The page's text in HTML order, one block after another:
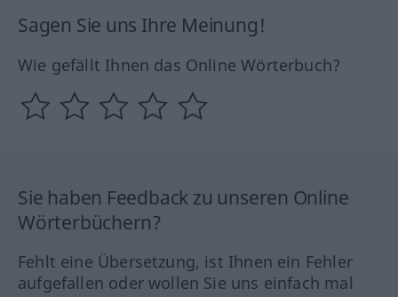
Sagen Sie uns Ihre Meinung!
Wie gefällt Ihnen das Online Wörterbuch?
Sie haben Feedback zu unseren Online
Wörterbüchern?
Fehlt eine Übersetzung, ist Ihnen ein Fehler
aufgefallen oder wollen Sie uns einfach mal